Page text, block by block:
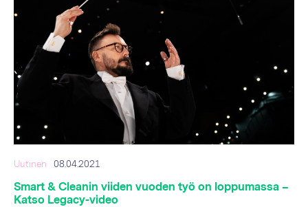
Uutinen 08.04.2021
Smart & Cleanin viiden vuoden työ on loppumassa –
Katso Legacy-video